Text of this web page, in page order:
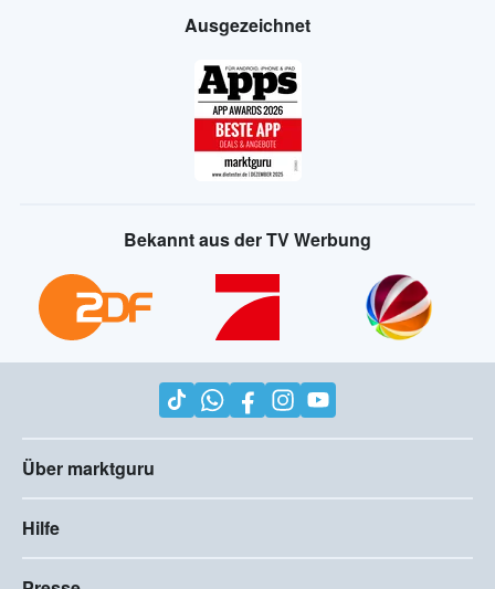
Ausgezeichnet
Bekannt aus der TV Werbung
Über marktguru
Hilfe